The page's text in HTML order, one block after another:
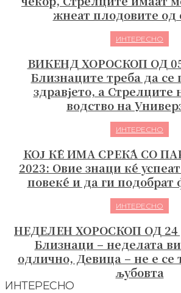
жнеат плодовите од
ИНТЕРЕСНО
ВИКЕНД ХОРОСКОП ОД
Близнаците треба да се
здравјето, а Стрелците
водство на
ИНТЕРЕСНО
КОЈ ЌЕ ИМА СРЕЌА СО
2023: Овие знаци ќе
повеќе и да ги
ИНТЕРЕСНО
НЕДЕЛЕН ХОРОСКОП ОД
Близнаци – неделата
одлично, Девица – не е се
љубовта
ИНТЕРЕСНО